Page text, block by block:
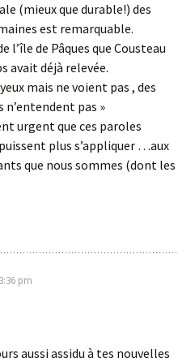
(mieux que durable!) des
est remarquable.
l’île de Pâques que Cousteau
avait déjà relevée.
mais ne voient pas , des
pas »
urgent que ces paroles
plus s’appliquer …aux
que nous sommes (dont les
pm
aussi assidu à tes nouvelles